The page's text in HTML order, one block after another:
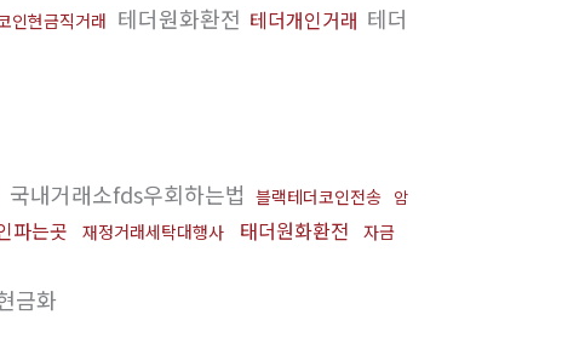
인현금직거래 테더원화환전 테더개인거래 테더
국내거래소fds우회하는법 블랙테더코인전송
암
파는곳 재정거래세탁대행사 태더원화환전
자금
금화